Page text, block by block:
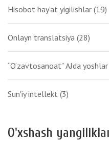
Hisobot hay'at yigilishlar (19)
Onlayn translatsiya (28)
“O‘zavtosanoat” AJda
Sun'iy intellekt (3)
O'xshash